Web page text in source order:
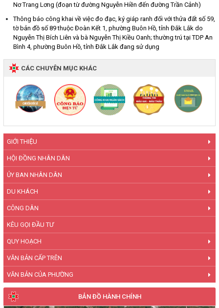
GIỚI THIỆU
HỘI ĐỒNG NHÂN DÂN
ỦY BAN NHÂN DÂN
DU KHÁCH
CÔNG DÂN
KÊU GỌI ĐẦU TƯ
QUY HOẠCH
VĂN BẢN CẤP TRÊN
VĂN BẢN CỦA PHƯỜNG
BẢN ĐỒ HÀNH CHÍNH
Nơ Trang Lơng (đoạn từ đường Nguyễn Hiền đến đường Trần Cảnh)
Thông báo công khai về việc đo đạc, ký giáp ranh đối với thửa đất số 59,
tờ bản đồ số 89 thuộc Đoàn Kết 1, phường Buôn Hồ, tỉnh Đắk Lắk do
Nguyễn Thị Bích Liên và bà Nguyễn Thị Kiều Oanh; thường trú tại TDP An
Bình 4, phường Buôn Hồ, tỉnh Đắk Lắk đang sử dụng
CÁC CHUYÊN MỤC KHÁC